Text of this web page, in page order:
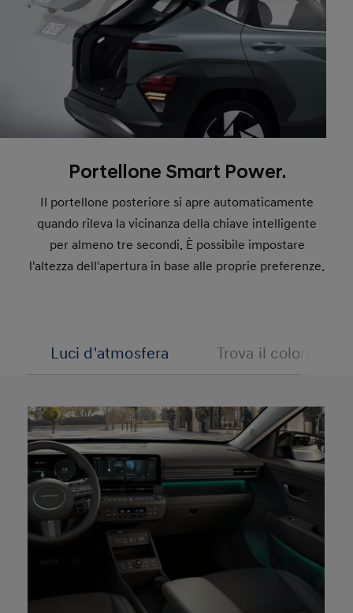
Portellone Smart Power.
Il portellone posteriore si apre automaticamente
quando rileva la vicinanza della chiave intelligente
per almeno tre secondi. È possibile impostare
l'altezza dell'apertura in base alle proprie preferenze.
Luci d'atmosfera Trova il colore